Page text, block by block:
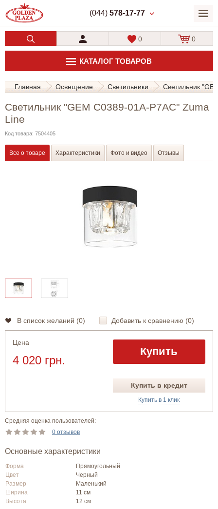
(044) 578-17-77
КАТАЛОГ ТОВАРОВ
0 0
Главная Освещение Светильники Светильник
Светильник "GEM C0389-01A-P7AC" Zuma
Line
Код товара: 7504405
Все о товаре Характеристики Фото и видео Отзывы
В список желаний (0) Добавить к сравнению (0)
Цена
4 020 грн.
Купить
Купить в кредит
Купить в 1 клик
Средняя оценка пользователей:
0 отзывов
Основные характеристики
Форма
Прямоугольный
Цвет
Черный
Размер
Маленький
Ширина
11 см
Высота
12 см